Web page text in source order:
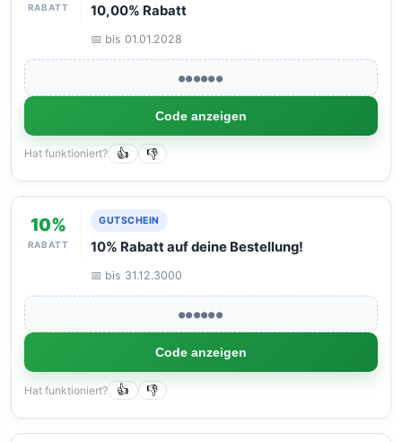
RABATT 10,00% Rabatt
📅 bis 01.01.2028
●●●●●●
Code anzeigen
Hat funktioniert? 👍 👎
10%
RABATT
GUTSCHEIN
10% Rabatt auf deine Bestellung!
📅 bis 31.12.3000
●●●●●●
Code anzeigen
Hat funktioniert? 👍 👎